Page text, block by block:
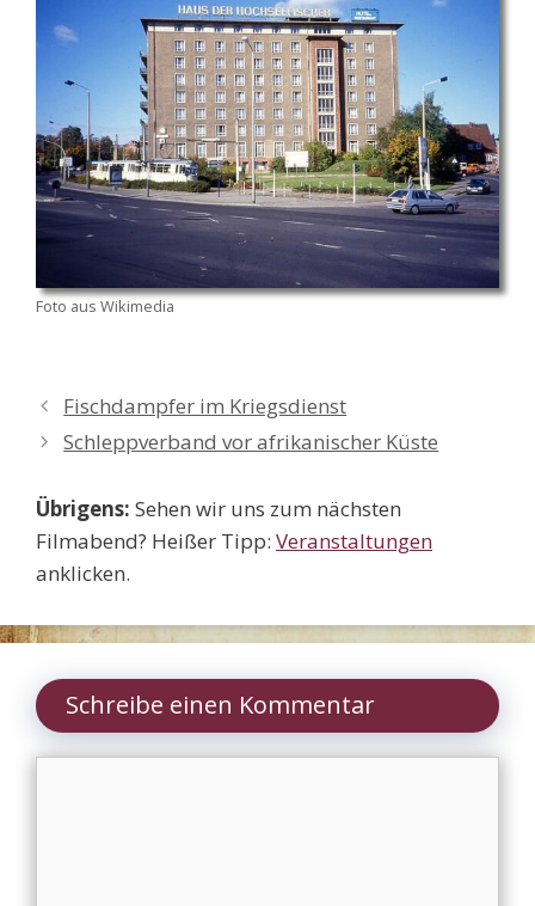
Foto aus Wikimedia
Fischdampfer im Kriegsdienst
Schleppverband vor afrikanischer Küste
Übrigens: Sehen wir uns zum nächsten
Filmabend? Heißer Tipp: Veranstaltungen
anklicken.
Schreibe einen Kommentar